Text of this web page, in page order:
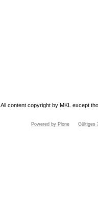
All content copyright by MKL except
Powered by Plone Gültiges